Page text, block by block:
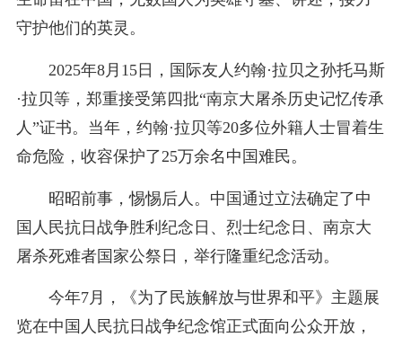
守护他们的英灵。
2025年8月15日，国际友人约翰·拉贝之孙托马斯
·拉贝等，郑重接受第四批“南京大屠杀历史记忆传承
人”证书。当年，约翰·拉贝等20多位外籍人士冒着生
命危险，收容保护了25万余名中国难民。
昭昭前事，惕惕后人。中国通过立法确定了中
国人民抗日战争胜利纪念日、烈士纪念日、南京大
屠杀死难者国家公祭日，举行隆重纪念活动。
今年7月，《为了民族解放与世界和平》主题展
览在中国人民抗日战争纪念馆正式面向公众开放，